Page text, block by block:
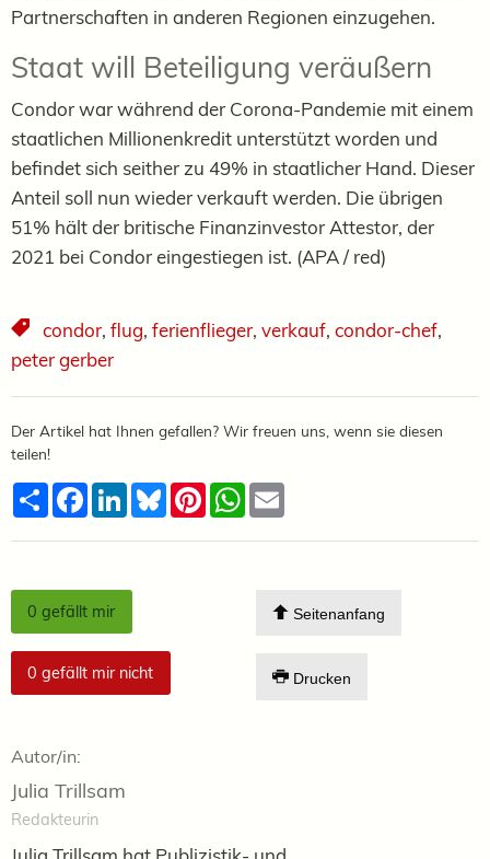
Partnerschaften in anderen Regionen einzugehen.
Staat will Beteiligung veräußern
Condor war während der Corona-Pandemie mit einem
staatlichen Millionenkredit unterstützt worden und
befindet sich seither zu 49% in staatlicher Hand. Dieser
Anteil soll nun wieder verkauft werden. Die übrigen
51% hält der britische Finanzinvestor Attestor, der
2021 bei Condor eingestiegen ist. (APA / red)
condor, flug, ferienflieger, verkauf, condor-chef,
peter gerber
Der Artikel hat Ihnen gefallen? Wir freuen uns, wenn sie diesen
teilen!
TeilenFacebook
LinkedInBlueskyPinterestWhatsApp
0 gefällt mir
0 gefällt mir nicht
Seitenanfang
Drucken
Autor/in:
Julia Trillsam
Redakteurin